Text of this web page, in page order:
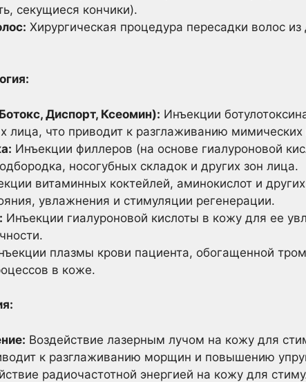
секущиеся кончики).
Хирургическая процедура пересадки волос
Диспорт, Ксеомин): Инъекции
лица, что приводит к разглаживанию
Инъекции филлеров (на основе гиалуроновой
носогубных складок и других зон лица.
витаминных коктейлей, аминокислот и
увлажнения и стимуляции регенерации.
Инъекции гиалуроновой кислоты в кожу для ее
плазмы крови пациента, обогащенной
в коже.
Воздействие лазерным лучом на кожу для
к разглаживанию морщин и повышению
радиочастотной энергией на кожу для